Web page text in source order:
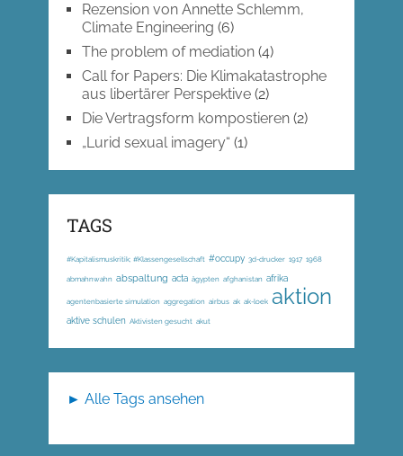
Rezension von Annette Schlemm,
Climate Engineering (6)
The problem of mediation(4)
Call for Papers: Die Klimakatastrophe
aus libertärer Perspektive(2)
Die Vertragsform kompostieren(2)
„Lurid sexual imagery“ (1)
TAGS
#Kapitalismuskritik; #Klassengesellschaft #occupy 3d-drucker 1917 1968
abmahnwahn abspaltung acta ägypten afghanistan afrika
agentenbasierte simulation aggregation airbus ak ak-loek aktion
aktive schulen Aktivisten gesucht akut
► Alle Tags ansehen